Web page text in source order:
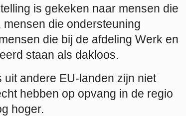
is gekeken naar mensen die
die ondersteuning
die bij de afdeling Werk en
staan als dakloos.
andere EU-landen zijn niet
hebben op opvang in de regio
hoger.